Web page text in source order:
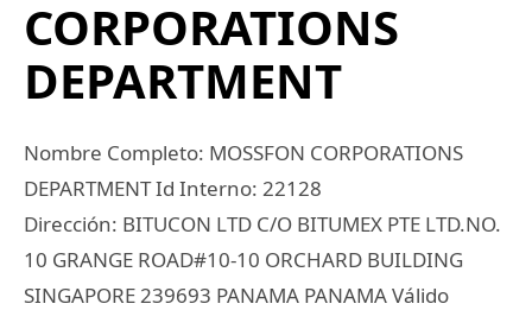
CORPORATIONS
DEPARTMENT
Nombre Completo: MOSSFON CORPORATIONS
DEPARTMENT Id Interno: 22128
Dirección: BITUCON LTD C/O BITUMEX PTE LTD.NO.
10 GRANGE ROAD#10-10 ORCHARD BUILDING
SINGAPORE 239693 PANAMA PANAMA Válido